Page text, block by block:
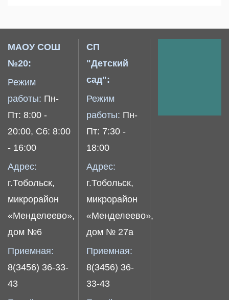
МАОУ СОШ
№20:
Режим
работы: Пн-
Пт: 8:00 -
20:00, Сб: 8:00
- 16:00
Адрес:
г.Тобольск,
микрорайон
«Менделеево»,
дом №6
Приемная:
8(3456) 36-33-
43
СП
"Детский
сад":
Режим
работы: Пн-
Пт: 7:30 -
18:00
Адрес:
г.Тобольск,
микрорайон
«Менделеево»,
дом № 27а
Приемная:
8(3456) 36-
33-43